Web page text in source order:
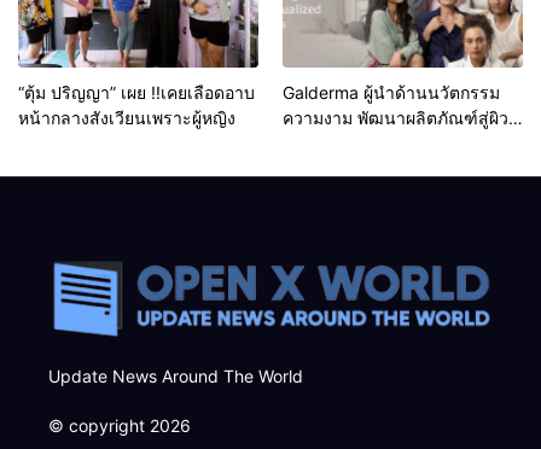
“ตุ้ม ปริญญา” เผย !!เคยเลือดอาบ
หน้ากลางสังเวียนเพราะผู้หญิง
Galderma ผู้นำด้านนวัตกรรม
ความงาม พัฒนาผลิตภัณฑ์สู่ผิวที่
Update News Around The World
© copyright 2026